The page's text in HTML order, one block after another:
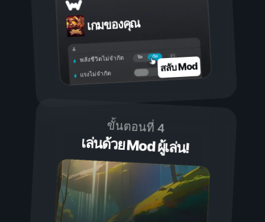
เกมของคุณ
เปิด
ปิด
พลังชีวิตไม่จำกัด
แรงไม่จำกัด สลับ Mod
ขั้นตอนที่ 4
เล่นด้วย Mod ผู้เล่น!